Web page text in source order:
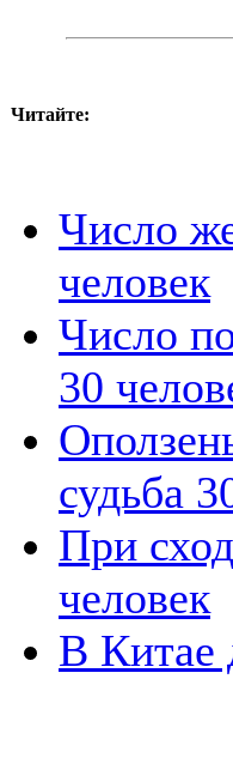
Читайте:
Число
человек
Число
30
судьба
При
человек
В Китае